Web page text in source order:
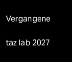
Vergangene
taz lab 2027